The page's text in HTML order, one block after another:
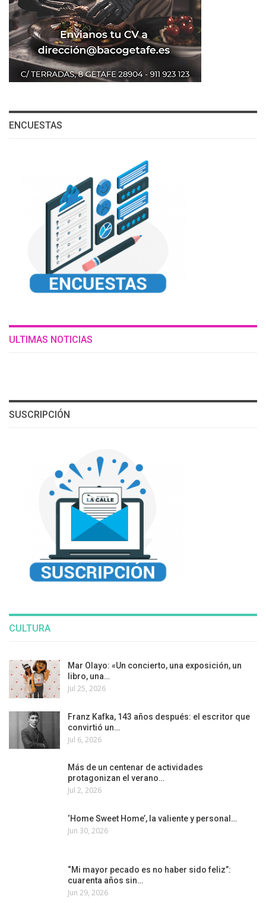
ENCUESTAS
ULTIMAS NOTICIAS
SUSCRIPCIÓN
CULTURA
Mar Olayo: «Un concierto, una exposición, un
libro, una…
Jul 25, 2026
Franz Kafka, 143 años después: el escritor que
convirtió un…
Jul 6, 2026
Más de un centenar de actividades
protagonizan el verano…
Jul 2, 2026
‘Home Sweet Home’, la valiente y personal…
Jun 30, 2026
“Mi mayor pecado es no haber sido feliz”:
cuarenta años sin…
Jun 29, 2026